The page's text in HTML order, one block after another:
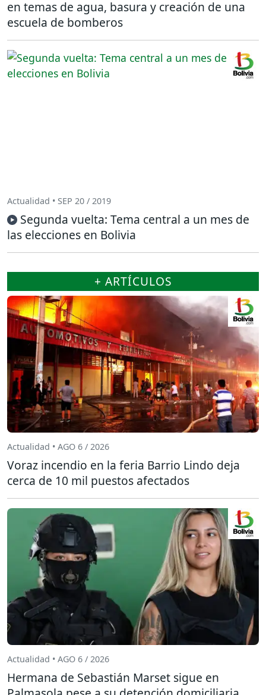
en temas de agua, basura y creación de una
escuela de bomberos
Actualidad • SEP 20 / 2019
Segunda vuelta: Tema central a un mes de
las elecciones en Bolivia
+ ARTÍCULOS
Actualidad • AGO 6 / 2026
Voraz incendio en la feria Barrio Lindo deja
cerca de 10 mil puestos afectados
Actualidad • AGO 6 / 2026
Hermana de Sebastián Marset sigue en